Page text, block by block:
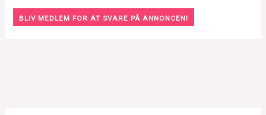
BLIV MEDLEM FOR AT SVARE PÅ ANNONCEN!